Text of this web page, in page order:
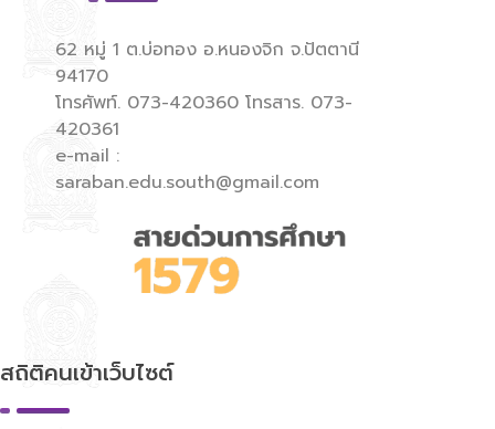
62 หมู่ 1 ต.บ่อทอง อ.หนองจิก จ.ปัตตานี
94170
โทรศัพท์. 073-420360 โทรสาร. 073-
420361
e-mail :
saraban.edu.south@gmail.com
สถิติคนเข้าเว็บไซต์